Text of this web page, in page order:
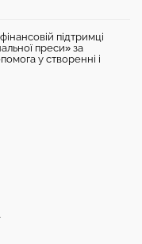
підтримці
преси» за
у створенні і